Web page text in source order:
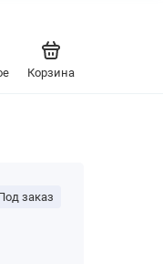
Корзина
заказ